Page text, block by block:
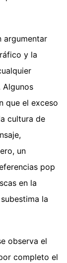
argumentar
y la
Algunos
que el exceso
cultura de
un
pop
en la
la
observa el
completo el